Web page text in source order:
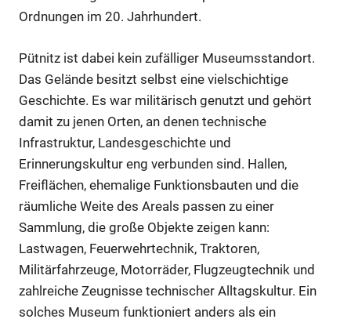
Ordnungen im 20. Jahrhundert.
Pütnitz ist dabei kein zufälliger Museumsstandort.
Das Gelände besitzt selbst eine vielschichtige
Geschichte. Es war militärisch genutzt und gehört
damit zu jenen Orten, an denen technische
Infrastruktur, Landesgeschichte und
Erinnerungskultur eng verbunden sind. Hallen,
Freiflächen, ehemalige Funktionsbauten und die
räumliche Weite des Areals passen zu einer
Sammlung, die große Objekte zeigen kann:
Lastwagen, Feuerwehrtechnik, Traktoren,
Militärfahrzeuge, Motorräder, Flugzeugtechnik und
zahlreiche Zeugnisse technischer Alltagskultur. Ein
solches Museum funktioniert anders als ein